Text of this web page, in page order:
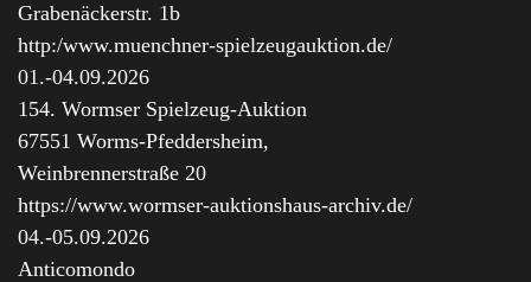
Grabenäckerstr. 1b
http:/www.muenchner-spielzeugauktion.de/
01.-04.09.2026
154. Wormser Spielzeug-Auktion
67551 Worms-Pfeddersheim,
Weinbrennerstraße 20
https://www.wormser-auktionshaus-archiv.de/
04.-05.09.2026
Anticomondo